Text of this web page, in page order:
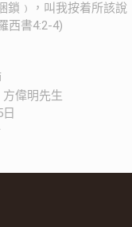
鎖﹚，叫我按着所該說
西書4:2-4)
偉明先生